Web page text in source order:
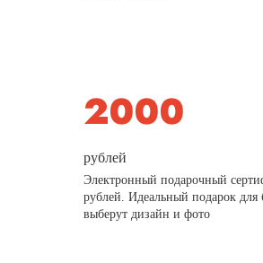
рублей
Электронный подарочный
рублей. Идеальный подарок
выберут дизайн и фото